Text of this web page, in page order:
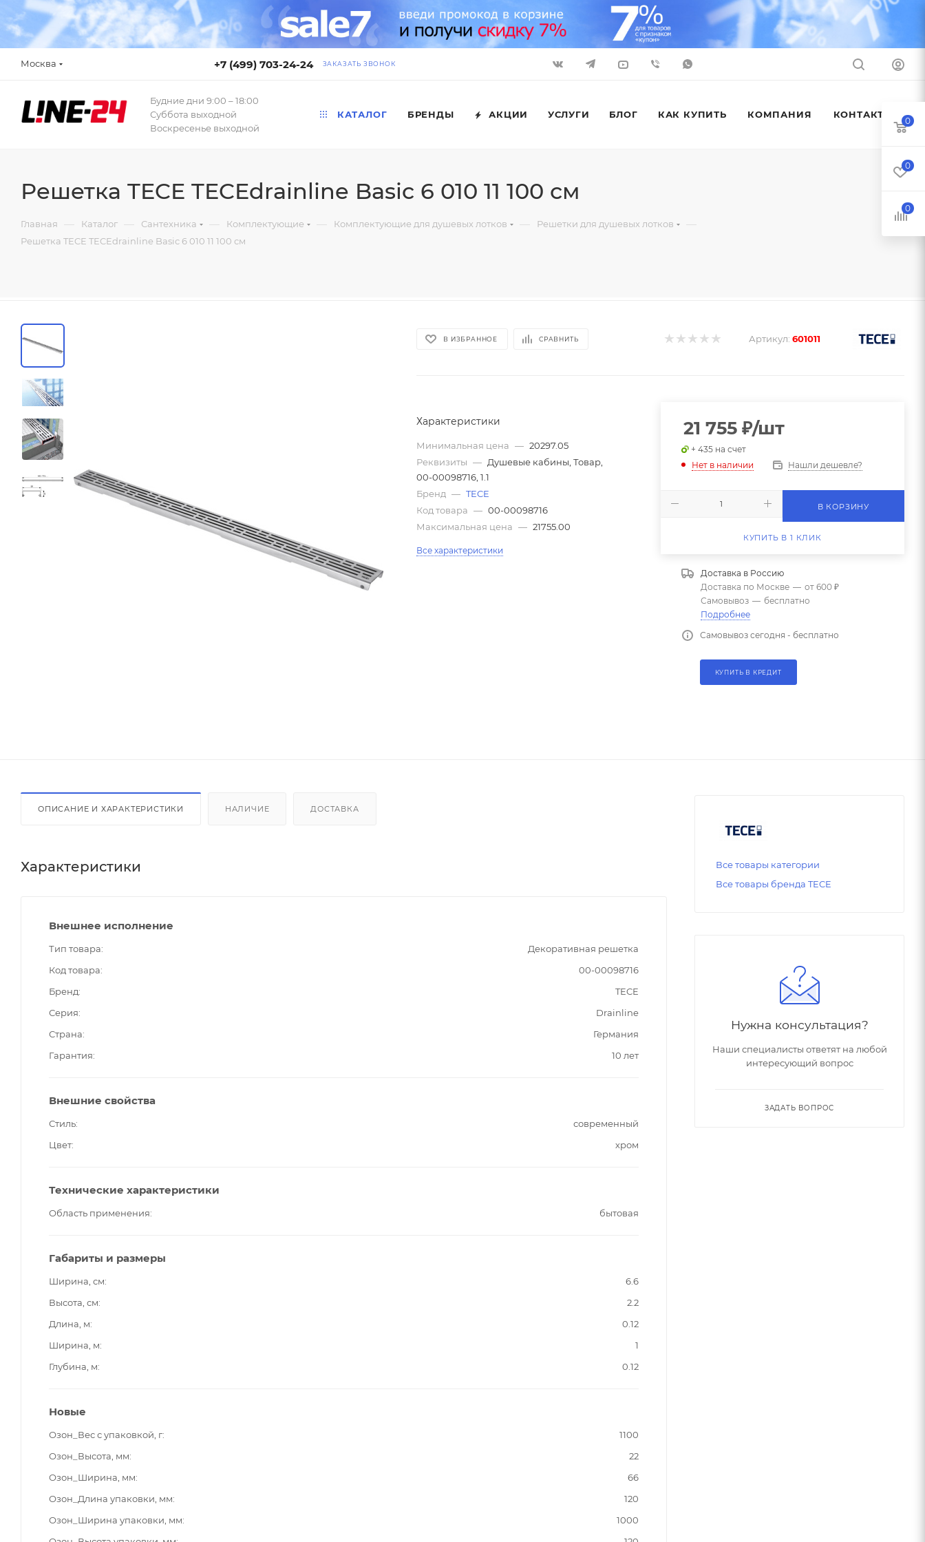
Москва +7 (499) 703-24-24 ЗАКАЗАТЬ ЗВОНОК
Будние дни 9:00 – 18:00
Суббота выходной
Воскресенье выходной
КАТАЛОГ БРЕНДЫ АКЦИИ УСЛУГИ БЛОГ КАК КУПИТЬ КОМПАНИЯ КОНТАКТЫ
Решетка TECE TECEdrainline Basic 6 010 11 100 см
Главная — Каталог — Сантехника — Комплектующие — Комплектующие для душевых лотков — Решетки для душевых лотков —
Решетка TECE TECEdrainline Basic 6 010 11 100 см
В ИЗБРАННОЕ СРАВНИТЬ Артикул: 601011
Характеристики
Минимальная цена — 20297.05
Реквизиты — Душевые кабины, Товар,
00-00098716, 1.1
Бренд — TECE
Код товара — 00-00098716
Максимальная цена — 21755.00
Все характеристики
21 755₽/шт
+ 435 на счет
Нет в наличии
Нашли дешевле?
В КОРЗИНУ
КУПИТЬ В 1 КЛИК
Доставка в Россию
Доставка по Москве — от 600 ₽
Самовывоз — бесплатно
Подробнее
Самовывоз сегодня - бесплатно
КУПИТЬ В КРЕДИТ
ОПИСАНИЕ И ХАРАКТЕРИСТИКИ НАЛИЧИЕ ДОСТАВКА
Характеристики
Внешнее исполнение
Тип товара
Декоративная решетка
Код товара
00-00098716
Бренд
TECE
Серия
Drainline
Страна
Германия
Гарантия
10 лет
Внешние свойства
Стиль
современный
Цвет
хром
Технические характеристики
Область применения бытовая
Габариты и размеры
Ширина, см
6.6
Высота, см
2.2
Длина, м
0.12
Ширина, м
1
Глубина, м
0.12
Новые
Озон_Вес с упаковкой, г
1100
Озон_Высота, мм
22
Озон_Ширина, мм
66
Озон_Длина упаковки, мм
120
Озон_Ширина упаковки, мм
1000
Все товары категории
Все товары бренда TECE
Нужна консультация?
Наши специалисты ответят на любой
интересующий вопрос
ЗАДАТЬ ВОПРОС
0
0
0